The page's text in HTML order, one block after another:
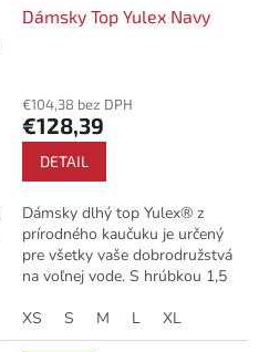
Dámsky Top Yulex Navy
€104,38 bez DPH
€128,39
DETAIL
Dámsky dlhý top Yulex® z
prírodného kaučuku je určený
pre všetky vaše dobrodružstvá
na voľnej vode. S hrúbkou 1,5
a ramien poskytuje teplo a
ochranu...
XS S M L XL